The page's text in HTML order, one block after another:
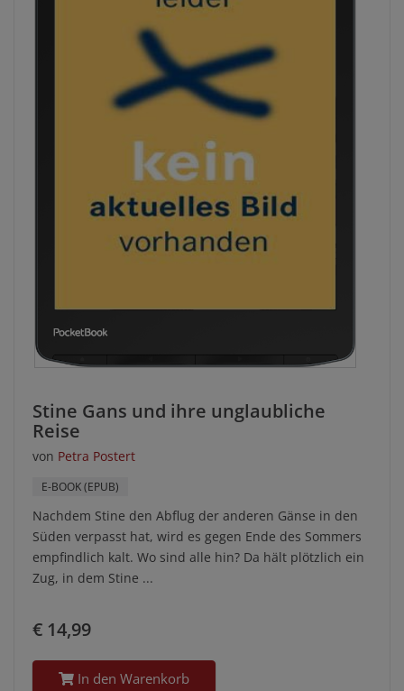
Stine Gans und ihre unglaubliche
Reise
von Petra Postert
E-BOOK (EPUB)
Nachdem Stine den Abflug der anderen Gänse in den
Süden verpasst hat, wird es gegen Ende des Sommers
empfindlich kalt. Wo sind alle hin? Da hält plötzlich ein
Zug, in dem Stine ...
€ 14,99
In den Warenkorb